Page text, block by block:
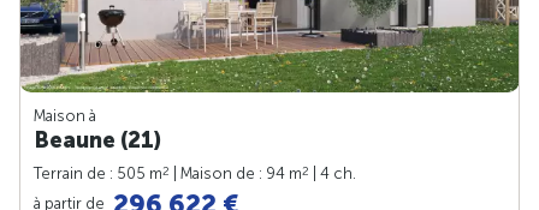
Maison à
Beaune (21)
Terrain de : 505 m2 | Maison de : 94 m2
| 4 ch.
à partir de